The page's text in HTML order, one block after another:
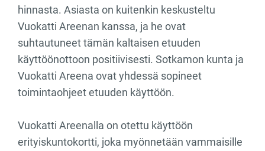
hinnasta. Asiasta on kuitenkin keskusteltu
Vuokatti Areenan kanssa, ja he ovat
suhtautuneet tämän kaltaisen etuuden
käyttöönottoon positiivisesti. Sotkamon kunta ja
Vuokatti Areena ovat yhdessä sopineet
toimintaohjeet etuuden käyttöön.
Vuokatti Areenalla on otettu käyttöön
erityiskuntokortti, joka myönnetään vammaisille